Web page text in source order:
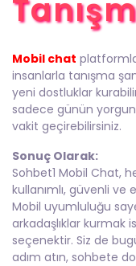
Mobil chat
insanlarla tanışma
yeni dostluklar
sadece günün
vakit geçirebilirsiniz.
Sonuç Olarak:
Sohbet1 Mobil Chat,
kullanımlı, güvenli
Mobil uyumluluğu
arkadaşlıklar kurmak
seçenektir. Siz de
adım atın, sohbete